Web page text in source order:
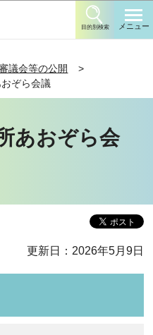
目的別検索 メニュー
議会等の公開
ぞら会議
あおぞら会
更新日：2026年5月9日